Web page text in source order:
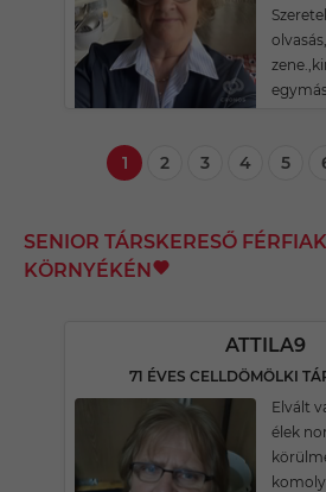
1 2 3 4 5
SENIOR TÁRSKERESŐ
KÖRNYÉKÉN
ATTILA9
71 ÉVES CELLDÖMÖLKI
Elvált
élek